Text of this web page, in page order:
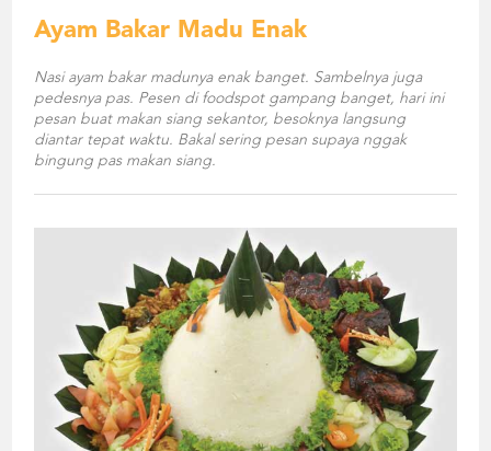
Ayam Bakar Madu Enak
Nasi ayam bakar madunya enak banget. Sambelnya juga
pedesnya pas. Pesen di foodspot gampang banget, hari ini
pesan buat makan siang sekantor, besoknya langsung
diantar tepat waktu. Bakal sering pesan supaya nggak
bingung pas makan siang.